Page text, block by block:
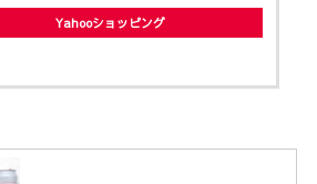
Yahooショッピング